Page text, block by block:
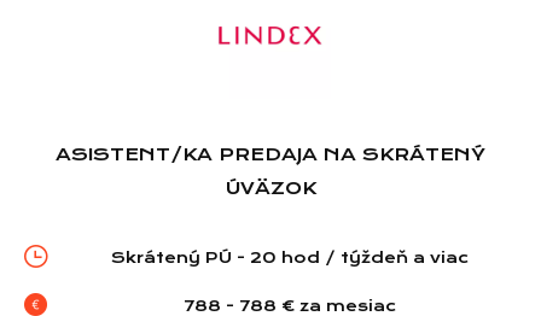
ASISTENT/KA PREDAJA NA SKRÁTENÝ
ÚVÄZOK
Skrátený PÚ - 20 hod / týždeň a viac
788 - 788 € za mesiac